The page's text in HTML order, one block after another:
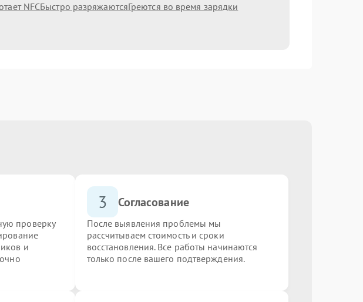
NFCБыстро разряжаютсяГреются во время зарядки
проверку
и
3 Согласование
После выявления проблемы мы
рассчитываем стоимость и сроки
восстановления. Все работы начинаются
только после вашего подтверждения.